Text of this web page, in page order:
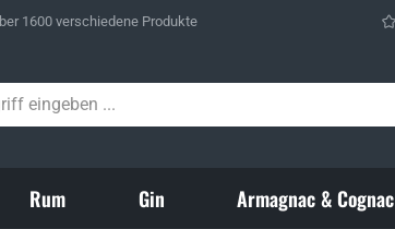
1600 verschiedene Produkte
Rum Gin Armagnac & Cognac